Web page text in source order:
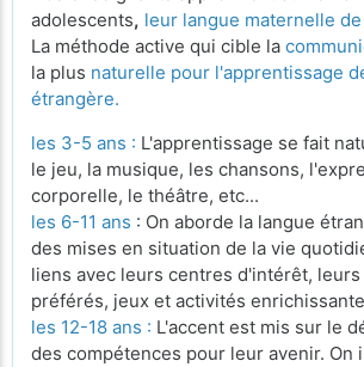
adolescents, leur langue maternelle
La méthode active qui cible la
la plus naturelle pour l'apprentissage
étrangère.
les 3-5 ans : L'apprentissage se fait
le jeu, la musique, les chansons,
corporelle, le théâtre, etc...
les 6-11 ans : On aborde la langue
des mises en situation de la vie
liens avec leurs centres d'intérêt,
préférés, jeux et activités
les 12-18 ans : L'accent est mis sur le
des compétences pour leur avenir. On